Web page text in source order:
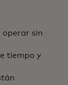
operar sin
tiempo y